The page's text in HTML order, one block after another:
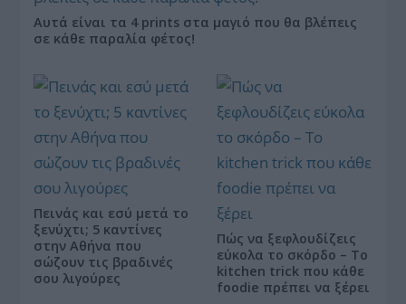
Αυτά είναι τα 4 prints στα μαγιό που θα βλέπεις
σε κάθε παραλία φέτος!
Πεινάς και εσύ μετά το
ξενύχτι; 5 καντίνες
στην Αθήνα που
σώζουν τις βραδινές
σου λιγούρες
Πώς να ξεφλουδίζεις
εύκολα το σκόρδο – Το
kitchen trick που κάθε
foodie πρέπει να ξέρει